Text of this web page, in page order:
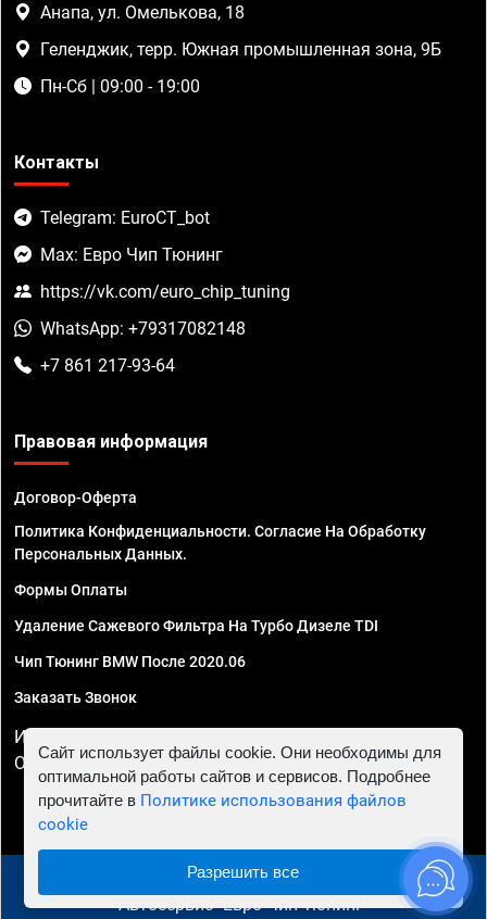
Анапа, ул. Омелькова, 18
Геленджик, терр. Южная промышленная зона, 9Б
Пн-Сб | 09:00 - 19:00
Контакты
Telegram: EuroCT_bot
Max: Евро Чип Тюнинг
https://vk.com/euro_chip_tuning
WhatsApp: +79317082148
+7 861 217-93-64
Правовая информация
Договор-Оферта
Политика Конфиденциальности. Согласие На Обработку
Персональных Данных.
Формы Оплаты
Удаление Сажевого Фильтра На Турбо Дизеле TDI
Чип Тюнинг BMW После 2020.06
Заказать Звонок
ИП Смирнов Георгий Павлович. ИНН 781302555843,
ОГРНИП 324470400032610
© 2010 - 2026 Чип тюнинг в Новороссийске -
Автосервис "Евро Чип Тюнинг"
Сайт использует файлы cookie. Они необходимы для
оптимальной работы сайтов и сервисов. Подробнее
прочитайте в Политике использования файлов
cookie
Разрешить все